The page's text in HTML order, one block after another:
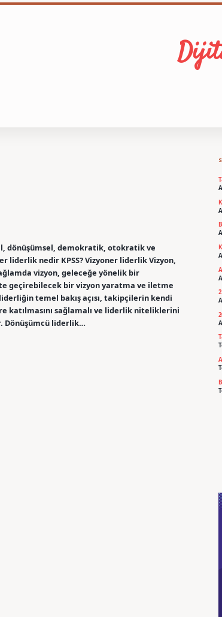
dönüşümsel, demokratik, otokratik ve
liderlik nedir KPSS? Vizyoner liderlik Vizyon,
vizyon, geleceğe yönelik bir
geçirebilecek bir vizyon yaratma ve iletme
temel bakış açısı, takipçilerin kendi
sağlamalı ve liderlik niteliklerini
Dönüşümcü liderlik…